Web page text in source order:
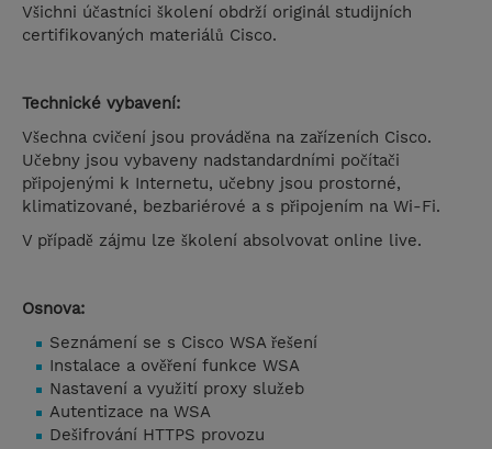
Všichni účastníci školení obdrží originál studijních
certifikovaných materiálů Cisco.
Technické vybavení:
Všechna cvičení jsou prováděna na zařízeních Cisco.
Učebny jsou vybaveny nadstandardními počítači
připojenými k Internetu, učebny jsou prostorné,
klimatizované, bezbariérové a s připojením na Wi-Fi.
V případě zájmu lze školení absolvovat online live.
Osnova:
Seznámení se s Cisco WSA řešení
Instalace a ověření funkce WSA
Nastavení a využití proxy služeb
Autentizace na WSA
Dešifrování HTTPS provozu